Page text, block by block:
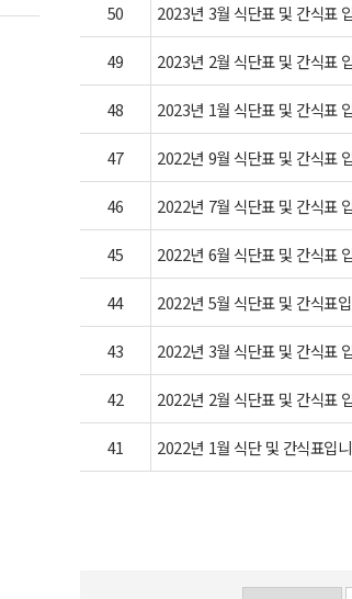
50 2023년 3월 식단표 및 간식표
49 2023년 2월 식단표 및 간식표
48 2023년 1월 식단표 및 간식표
47 2022년 9월 식단표 및 간식표
46 2022년 7월 식단표 및 간식표
45 2022년 6월 식단표 및 간식표
44 2022년 5월 식단표 및 간식표
43 2022년 3월 식단표 및 간식표
42 2022년 2월 식단표 및 간식표
41 2022년 1월 식단 및 간식표입